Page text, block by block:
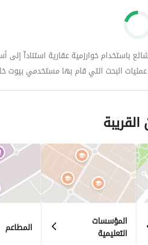
باستخدام خوارزمية عقارية استناداّ إلى
البحث التي قام بها مستخدمي بيوت خلال
المؤسسات
التعليمية المطاعم